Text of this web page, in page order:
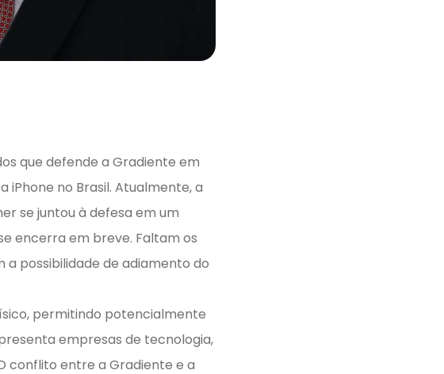
que defende a Gradiente em
no Brasil. Atualmente, a
se juntou à defesa em um
encerra em breve. Faltam os
a possibilidade de adiamento do
permitindo potencialmente
empresas de tecnologia,
conflito entre a Gradiente e a